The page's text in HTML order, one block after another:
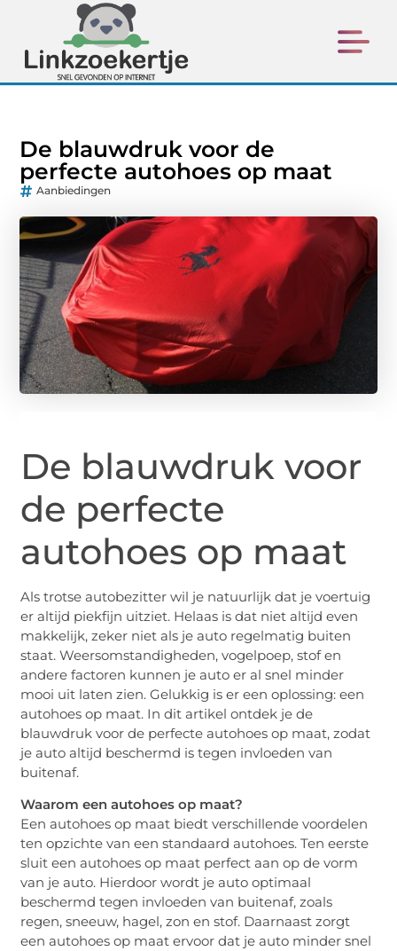
De blauwdruk voor de
perfecte autohoes op maat
Aanbiedingen
De blauwdruk voor
de perfecte
autohoes op maat
Als trotse autobezitter wil je natuurlijk dat je voertuig
er altijd piekfijn uitziet. Helaas is dat niet altijd even
makkelijk, zeker niet als je auto regelmatig buiten
staat. Weersomstandigheden, vogelpoep, stof en
andere factoren kunnen je auto er al snel minder
mooi uit laten zien. Gelukkig is er een oplossing: een
autohoes op maat. In dit artikel ontdek je de
blauwdruk voor de perfecte autohoes op maat, zodat
je auto altijd beschermd is tegen invloeden van
buitenaf.
Waarom een autohoes op maat?
Een autohoes op maat biedt verschillende voordelen
ten opzichte van een standaard autohoes. Ten eerste
sluit een autohoes op maat perfect aan op de vorm
van je auto. Hierdoor wordt je auto optimaal
beschermd tegen invloeden van buitenaf, zoals
regen, sneeuw, hagel, zon en stof. Daarnaast zorgt
een autohoes op maat ervoor dat je auto minder snel